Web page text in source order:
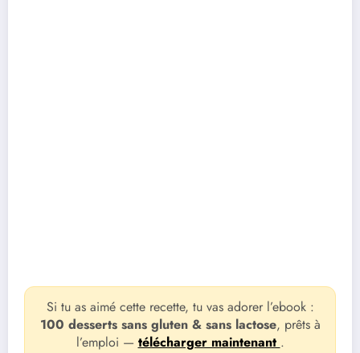
Si tu as aimé cette recette, tu vas adorer l’ebook :
100 desserts sans gluten & sans lactose, prêts à
l’emploi — télécharger maintenant .